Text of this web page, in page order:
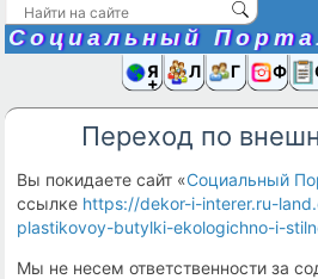
Социальный
Я иЛюди
Переход по
Вы покидаете сайт «Социальный
ссылке https://dekor-i-interer.ru-
plastikovoy-butylki-ekologichno-i-
Мы не несем ответственности за